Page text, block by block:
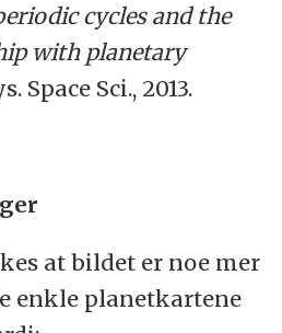
cycles and the
with planetary
Space Sci., 2013.
at bildet er noe mer
enkle planetkartene